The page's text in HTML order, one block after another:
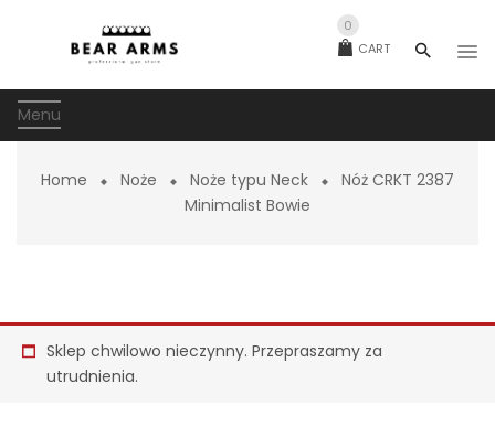
CART
0
Menu
Home Noże Noże typu Neck
Nóż CRKT 2387
Minimalist Bowie
Sklep chwilowo nieczynny. Przepraszamy za
utrudnienia.